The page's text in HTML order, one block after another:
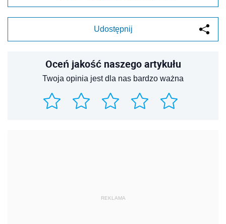
Udostępnij
Oceń jakość naszego artykułu
Twoja opinia jest dla nas bardzo ważna
REKLAMA